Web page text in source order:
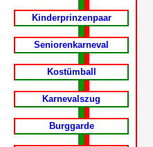
Kinderprinzenpaar
Seniorenkarneval
Kostümball
Karnevalszug
Burggarde